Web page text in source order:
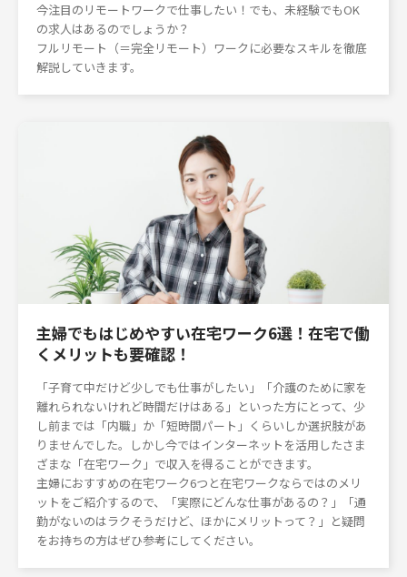
今注目のリモートワークで仕事したい！でも、未経験でもOK
の求人はあるのでしょうか？
フルリモート（＝完全リモート）ワークに必要なスキルを徹底
解説していきます。
主婦でもはじめやすい在宅ワーク6選！在宅で働
くメリットも要確認！
「子育て中だけど少しでも仕事がしたい」「介護のために家を
離れられないけれど時間だけはある」といった方にとって、少
し前までは「内職」か「短時間パート」くらいしか選択肢があ
りませんでした。しかし今ではインターネットを活用したさま
ざまな「在宅ワーク」で収入を得ることができます。
主婦におすすめの在宅ワーク6つと在宅ワークならではのメリ
ットをご紹介するので、「実際にどんな仕事があるの？」「通
勤がないのはラクそうだけど、ほかにメリットって？」と疑問
をお持ちの方はぜひ参考にしてください。